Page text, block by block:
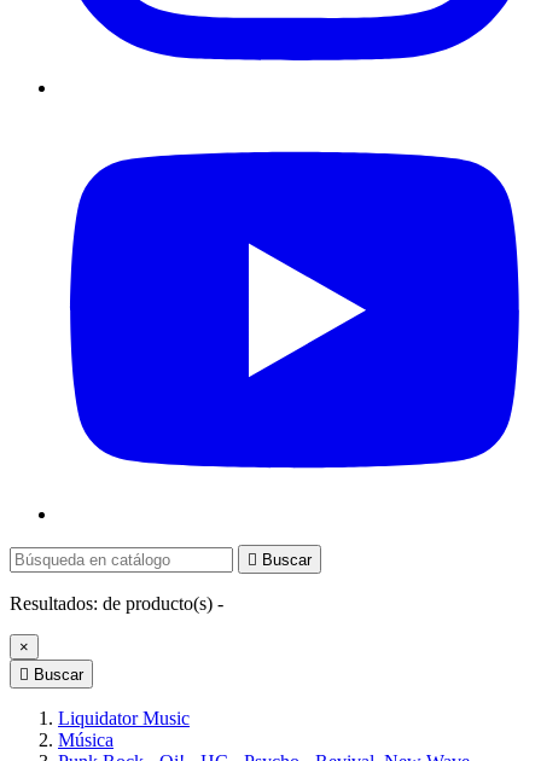
 Buscar
Resultados: de producto(s) -
×
 Buscar
Liquidator Music
Música